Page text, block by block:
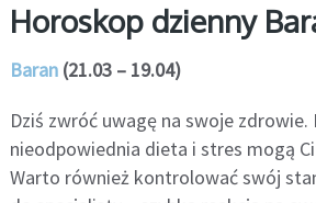
Horoskop dzienny
Baran(21.03 – 19.04)
Dziś zwróć uwagę na swoje zdrowie.
nieodpowiednia dieta i stres mogą
Warto również kontrolować swój